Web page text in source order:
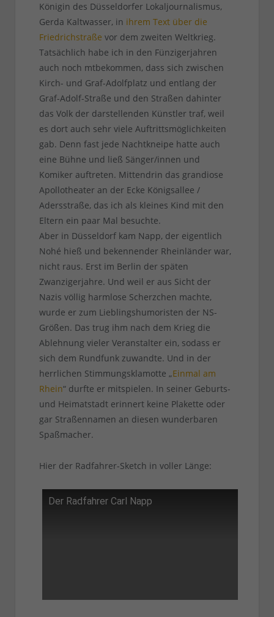
Königin des Düsseldorfer Lokaljournalismus,
Gerda Kaltwasser, in ihrem Text über die
Friedrichstraße vor dem zweiten Weltkrieg.
Tatsächlich habe ich in den Fünzigerjahren
auch noch mtbekommen, dass sich zwischen
Kirch- und Graf-Adolfplatz und entlang der
Graf-Adolf-Straße und den Straßen dahinter
das Volk der darstellenden Künstler traf, weil
es dort auch sehr viele Auftrittsmöglichkeiten
gab. Denn fast jede Nachtkneipe hatte auch
eine Bühne und ließ Sänger/innen und
Komiker auftreten. Mittendrin das grandiose
Apollotheater an der Ecke Königsallee /
Adersstraße, das ich als kleines Kind mit den
Eltern ein paar Mal besuchte.
Aber in Düsseldorf kam Napp, der eigentlich
Nohé hieß und bekennender Rheinländer war,
nicht raus. Erst im Berlin der späten
Zwanzigerjahre. Und weil er aus Sicht der
Nazis völlig harmlose Scherzchen machte,
wurde er zum Lieblingshumoristen der NS-
Größen. Das trug ihm nach dem Krieg die
Ablehnung vieler Veranstalter ein, sodass er
sich dem Rundfunk zuwandte. Und in der
herrlichen Stimmungsklamotte „Einmal am
Rhein“ durfte er mitspielen. In seiner Geburts-
und Heimatstadt erinnert keine Plakette oder
gar Straßennamen an diesen wunderbaren
Spaßmacher.
Hier der Radfahrer-Sketch in voller Länge:
Der Radfahrer Carl Napp